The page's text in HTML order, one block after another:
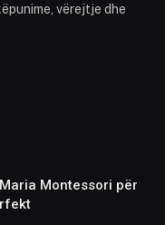
vërejtje dhe
Montessori për